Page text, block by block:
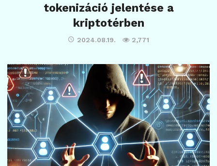
tokenizáció jelentése a
kriptotérben
2024.08.19. 2,771